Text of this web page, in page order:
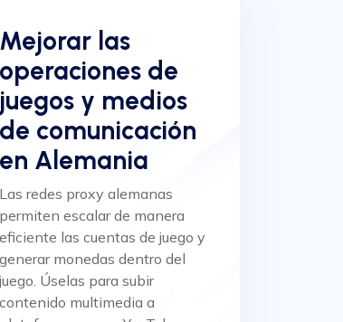
Mejorar las
operaciones de
juegos y medios
de comunicación
en Alemania
Las redes proxy alemanas
permiten escalar de manera
eficiente las cuentas de juego y
generar monedas dentro del
juego. Úselas para subir
contenido multimedia a